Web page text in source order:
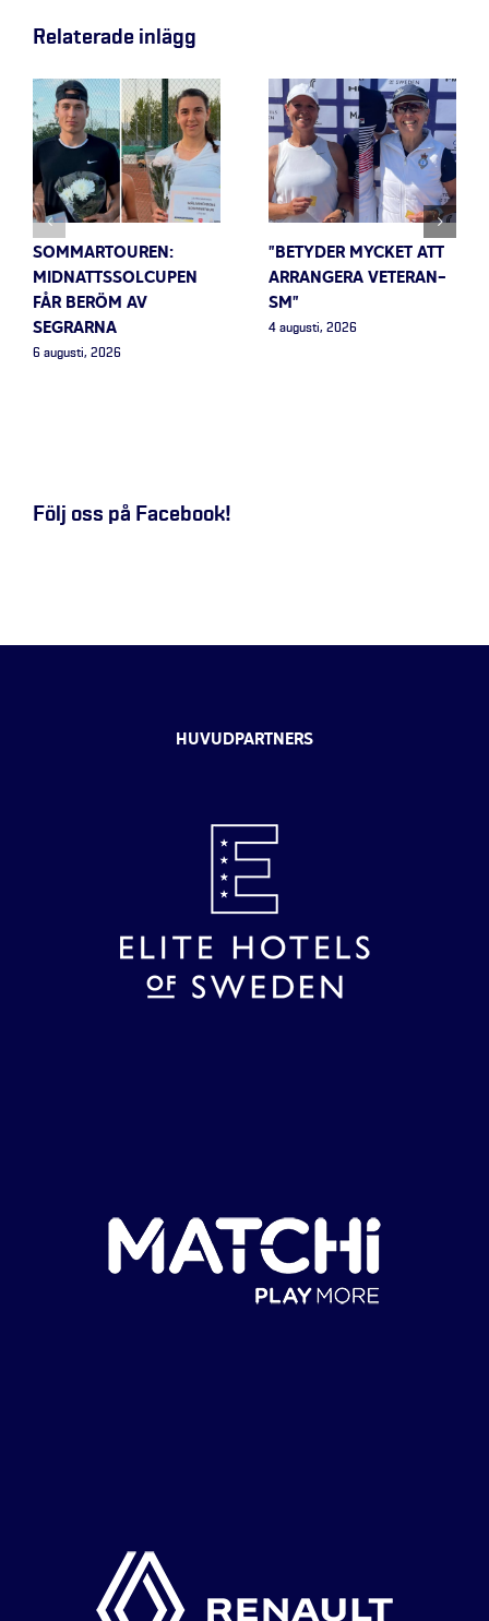
Relaterade inlägg
SOMMARTOUREN:
MIDNATTSSOLCUPEN
FÅR BERÖM AV
SEGRARNA
6 augusti, 2026
”BETYDER MYCKET ATT
ARRANGERA VETERAN-
SM”
4 augusti, 2026
Följ oss på Facebook!
HUVUDPARTNERS